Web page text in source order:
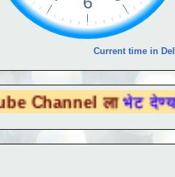
Current time in
लाभेट देण्यासाठी येथे